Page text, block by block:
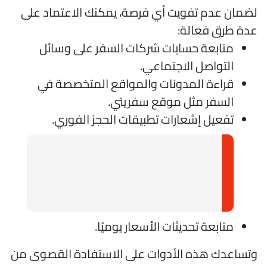
عدم تفويت أي فرصة، يمكنك الاعتماد على
طرق فعالة:
متابعة حسابات شركات السفر على وسائل
التواصل الاجتماعي.
قراءة المدونات والمواقع المتخصصة في
السفر مثل موقع سفريتي.
تفعيل إشعارات تطبيقات الحجز الفوري.
متابعة تحديثات الأسعار يوميًا.
هذه الأدوات على الاستفادة القصوى من